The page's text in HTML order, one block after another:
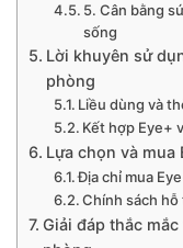
5. Cân bằng
sống
Lời khuyên sử
phòng
Liều dùng và
Kết hợp Eye+
Lựa chọn và mua
Địa chỉ mua
Chính sách hỗ
Giải đáp thắc